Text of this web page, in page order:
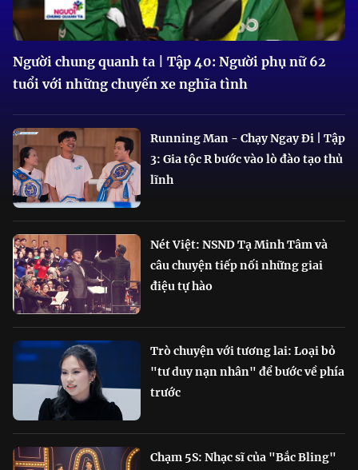
Người chung quanh ta | Tập 40: Người phụ nữ 62
tuổi với những chuyến xe nghĩa tình
Running Man - Chạy Ngay Đi | Tập
3: Gia tộc R bước vào lò đào tạo thủ
lĩnh
Nét Việt: NSND Tạ Minh Tâm và
câu chuyện tiếp nối những giai
điệu tự hào
Trò chuyện với tương lai: Loại bỏ
"tư duy nạn nhân" để bước về phía
trước
Chạm 5S: Nhạc sĩ của "Bắc Bling"